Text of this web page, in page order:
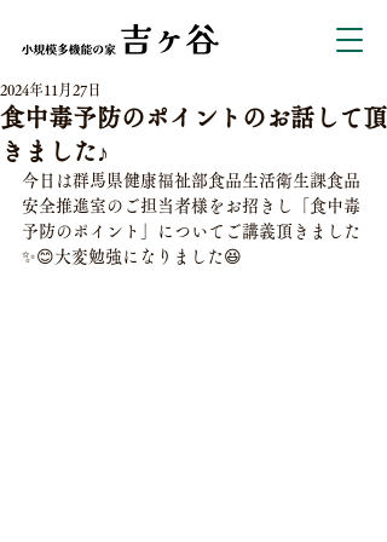
食中毒予防のポイントのお話して頂
きました♪
2024年11月27日
今日は群馬県健康福祉部食品生活衛生課食品
安全推進室のご担当者様をお招きし「食中毒
予防のポイント」についてご講義頂きました
✨😊大変勉強になりました😆